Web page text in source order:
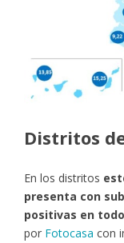
Distritos
En los distritos
presenta con
positivas en
por Fotocasa con